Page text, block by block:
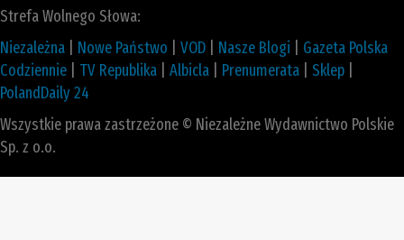
Strefa Wolnego Słowa:
Niezależna
Nowe Państwo VOD Nasze Blogi
Gazeta Polska
Codziennie
TV Republika Albicla Prenumerata Sklep
PolandDaily 24
Wszystkie prawa zastrzeżone © Niezależne Wydawnictwo Polskie
Sp. z o.o.